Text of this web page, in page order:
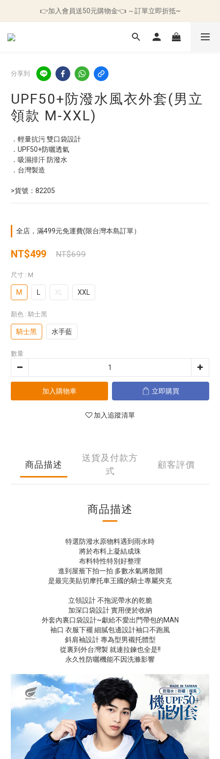
🛒滿499元免運｜🌪️現貨快速出貨｜⏰十日鑑賞期
👉加入會員送50元購物金👈 ～訂單立即折抵~
🛒滿499元免運｜🌪️現貨快速出貨｜⏰十日鑑賞期
分享到
UPF50+防潑水風衣外套(男立
領款 M-XXL)
．輕量抗污 雙口袋設計
．UPF50+防曬透氣
．吸濕排汗 防潑水
．台灣製造
>貨號：82205
全店，滿499元免運費(限台灣本島訂單）
NT$499 NT$699
尺寸 : M
M XL XXL
顏色 : 騎士黑
騎士黑 水手藍
數量
加入購物車 立即購買
加入追蹤清單
商品描述
送貨及付款方
式
顧客評價
商品描述
特選防潑水原物料遇到雨水時
將於布料上凝結成珠
布料特性特別好整理
進到屋簷下拍一拍 多數水氣將散開
是最完美貼切摩托車王國的騎士專屬夾克
立領設計 不拖泥帶水的乾脆
加深口袋設計 實用便於收納
外套內裏口袋設計~獻給不愛出門帶包的MAN
袖口 衣服下襬 細膩包邊設計袖口不跑風
斜肩袖設計 專為型男襯托體型
從裏到外台灣製 就連拉鍊也全是!!
永久性防曬機能不因洗滌影響